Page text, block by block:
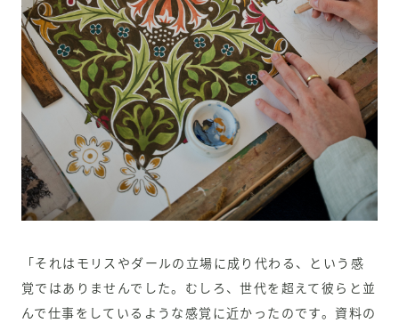
「それはモリスやダールの立場に成り代わる、という感
覚ではありませんでした。むしろ、世代を超えて彼らと並
んで仕事をしているような感覚に近かったのです。資料の